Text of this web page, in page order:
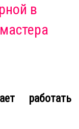
в
работать